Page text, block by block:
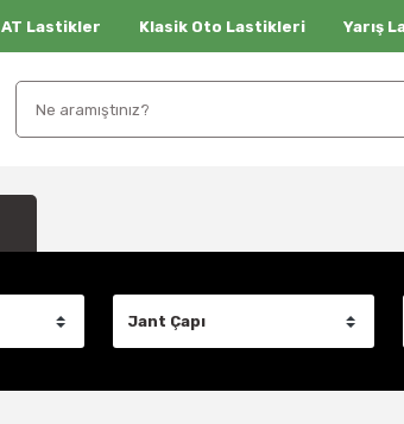
AT Lastikler Klasik Oto Lastikleri Yarış